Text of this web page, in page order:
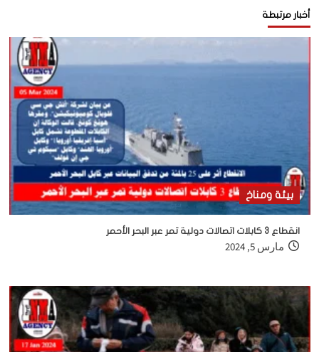
أخبار مرتبطة
بيئة ومناخ
انقطاع 3 كابلات اتصالات دولية تمر عبر البحر الأحمر
مارس 5, 2024